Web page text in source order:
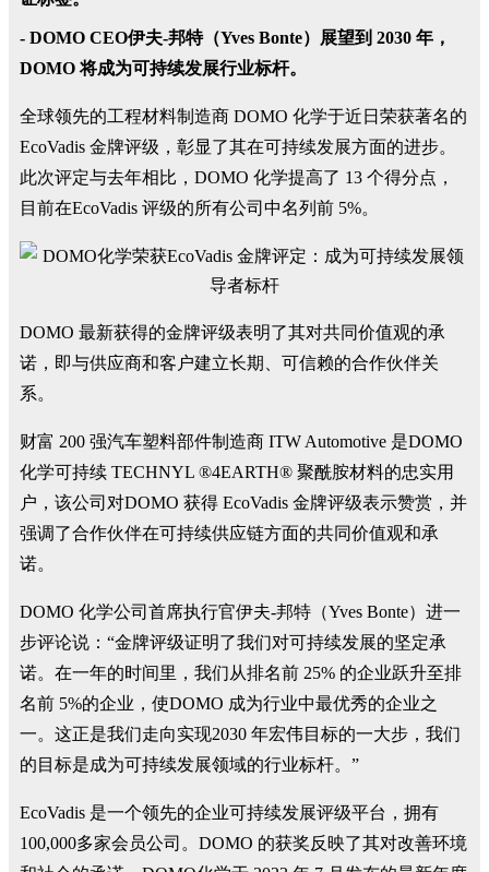
- DOMO CEO伊夫-邦特（Yves Bonte）展望到 2030 年，
DOMO 将成为可持续发展行业标杆。
全球领先的工程材料制造商 DOMO 化学于近日荣获著名的
EcoVadis 金牌评级，彰显了其在可持续发展方面的进步。
此次评定与去年相比，DOMO 化学提高了 13 个得分点，
目前在EcoVadis 评级的所有公司中名列前 5%。
DOMO 最新获得的金牌评级表明了其对共同价值观的承
诺，即与供应商和客户建立长期、可信赖的合作伙伴关
系。
财富 200 强汽车塑料部件制造商 ITW Automotive 是DOMO
化学可持续 TECHNYL ®4EARTH® 聚酰胺材料的忠实用
户，该公司对DOMO 获得 EcoVadis 金牌评级表示赞赏，并
强调了合作伙伴在可持续供应链方面的共同价值观和承
诺。
DOMO 化学公司首席执行官伊夫-邦特（Yves Bonte）进一
步评论说：“金牌评级证明了我们对可持续发展的坚定承
诺。在一年的时间里，我们从排名前 25% 的企业跃升至排
名前 5%的企业，使DOMO 成为行业中最优秀的企业之
一。这正是我们走向实现2030 年宏伟目标的一大步，我们
的目标是成为可持续发展领域的行业标杆。”
EcoVadis 是一个领先的企业可持续发展评级平台，拥有
100,000多家会员公司。DOMO 的获奖反映了其对改善环境